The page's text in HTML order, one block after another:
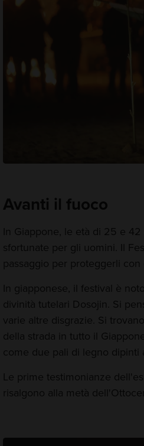
Avanti il fuoco
In Giappone, le età di 25 e
sfortunate per gli uomini. Il
passaggio per proteggerli
In giapponese, il festival è
divinità tutelari Dosojin. Si
varie altre disgrazie. Si
della strada in tutto il
come due pali di legno dipinti
Le prime testimonianze
risalgono alla metà